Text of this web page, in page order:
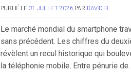
PUBLIÉ LE 31 JUILLET 2026 PAR DAVID B
Le marché mondial du smartphone
sans précédent. Les chiffres du
révèlent un recul historique qui
la téléphonie mobile. Entre pénurie